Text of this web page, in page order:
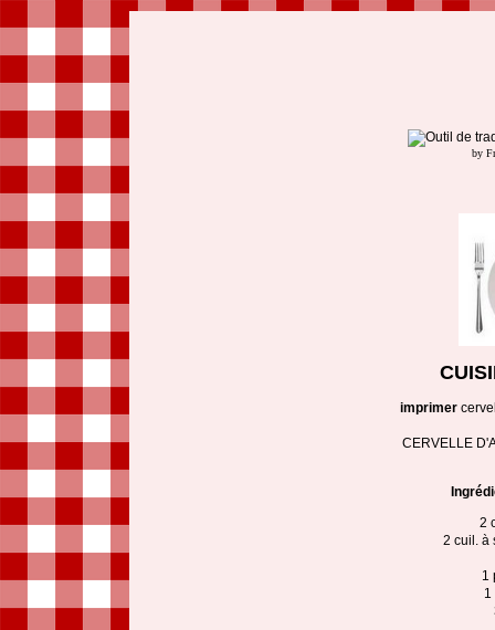
by
imprimer
CERVELLE
2
2 cuil. à
1
1